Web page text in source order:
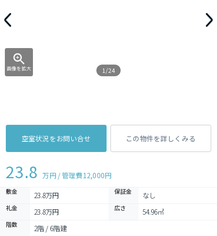
画像を拡大 1/24
空室状況をお問い合せ この物件を詳しくみる
23.8 万円 / 管理費12,000円
敷金 23.8万円 保証金 なし
礼金 23.8万円 広さ 54.96㎡
階数 2階 / 6階建